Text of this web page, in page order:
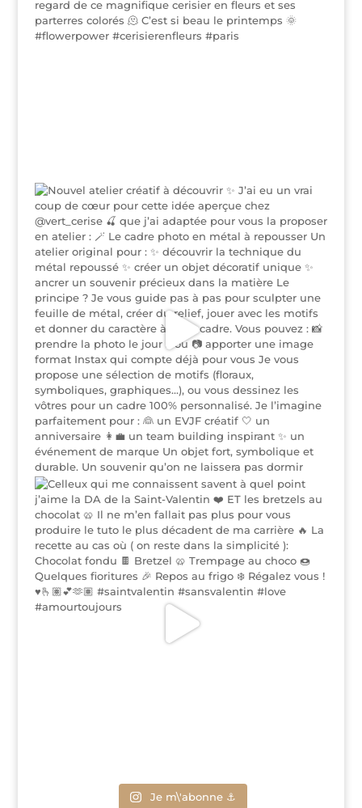
Je m\'abonne ⚓